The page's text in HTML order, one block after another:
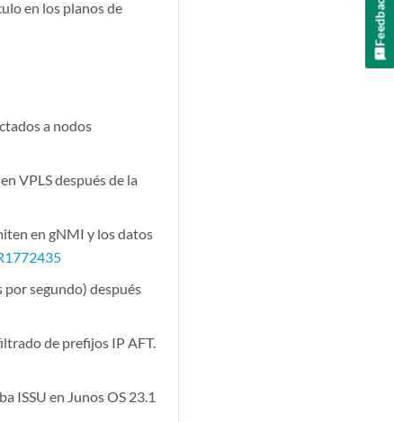
en los planos de
a nodos
VPLS después de la
en gNMI y los datos
segundo) después
de prefijos IP AFT.
ISSU en Junos OS 23.1
Feedback